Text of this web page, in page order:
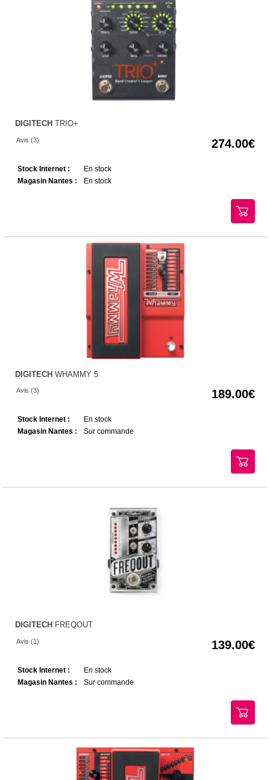
DIGITECH TRIO+
Avis (3) 274.00
Stock Internet :
En stock
Magasin Nantes :
En stock
DIGITECH WHAMMY 5
Avis (3) 189.00
Stock Internet :
En stock
Magasin Nantes :
Sur commande
DIGITECH FREQOUT
Avis (1) 139.00
Stock Internet :
En stock
Magasin Nantes :
Sur commande